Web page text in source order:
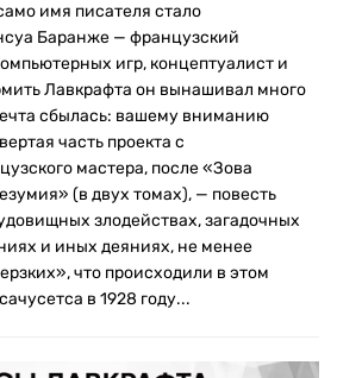
имя писателя стало
Баранже — французский
игр, концептуалист и
Лавкрафта он вынашивал много
сбылась: вашему вниманию
часть проекта с
мастера, после «Зова
(в двух томах), — повесть
злодействах, загадочных
и иных деяниях, не менее
что происходили в этом
в 1928 году...